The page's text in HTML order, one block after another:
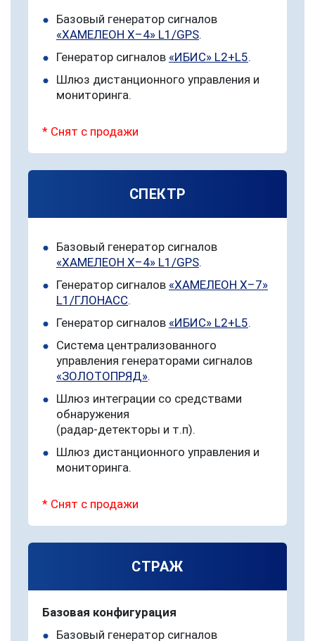
семейства Linux
Степень защиты ГОСТ 14254-96 – IP – 54
Режимы
Параметры
модели движения
объекта
Постоянная заданная
скорость
Движение по заданной
траектории
Исполнение
излучателей
Всенаправленное
Направленное
Секторальное
Базовый генератор сигналов
«ХАМЕЛЕОН Х–4» L1/GPS.
Генератор сигналов «ИБИС» L2+L5.
Шлюз дистанционного управления и
мониторинга.
* Снят с продажи
СПЕКТР
Базовый генератор сигналов
«ХАМЕЛЕОН Х–4» L1/GPS.
Генератор сигналов «ХАМЕЛЕОН Х–7»
L1/ГЛОНАСС.
Генератор сигналов «ИБИС» L2+L5.
Система централизованного
управления генераторами сигналов
«ЗОЛОТОПРЯД».
Шлюз интеграции со средствами
обнаружения
(радар-детекторы и т.п).
Шлюз дистанционного управления и
мониторинга.
* Снят с продажи
СТРАЖ
Базовая конфигурация
Базовый генератор сигналов